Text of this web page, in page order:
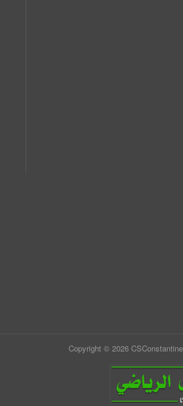
Copyright © 2026